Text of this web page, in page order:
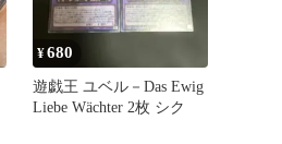
¥680
遊戯王 ユベル－Das Ewig
Liebe Wächter 2枚 シク